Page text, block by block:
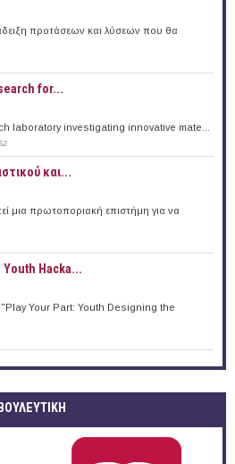
προτάσεων και λύσεων που θα
for...
laboratory investigating innovative mate...
και...
μια πρωτοποριακή επιστήμη για να
Youth Hacka...
Your Part: Youth Designing the